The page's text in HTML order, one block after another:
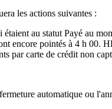
les actions suivantes :
au statut Payé au
encore pointés à 4 h 00.
par carte de crédit non
automatique ou